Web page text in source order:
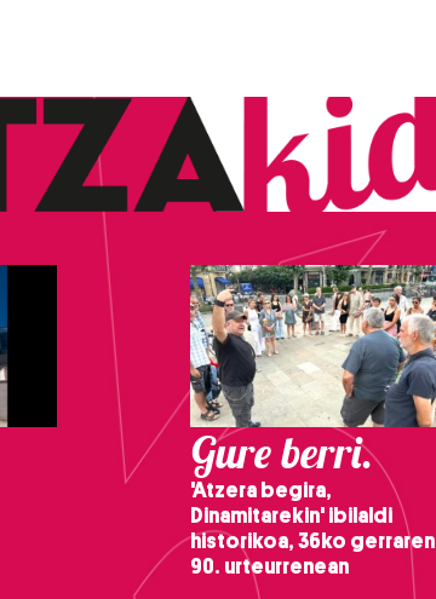
Gure berri.
'Atzera begira,
Dinamitarekin' ibilaldi
historikoa, 36ko gerraren
90. urteurrenean